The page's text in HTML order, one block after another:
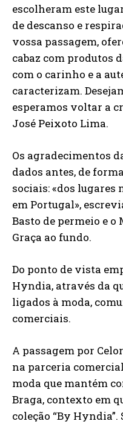
escolheram este
de descanso e
vossa passagem,
cabaz com produtos
com o carinho e a
caracterizam.
esperamos voltar a
José Peixoto Lima.
Os agradecimentos
dados antes, de
sociais: «dos lugares
em Portugal»,
Basto de permeio e o
Graça ao fundo.
Do ponto de vista
Hyndia, através da
ligados à moda,
comerciais.
A passagem por
na parceria
moda que mantém
Braga, contexto em
coleção “By